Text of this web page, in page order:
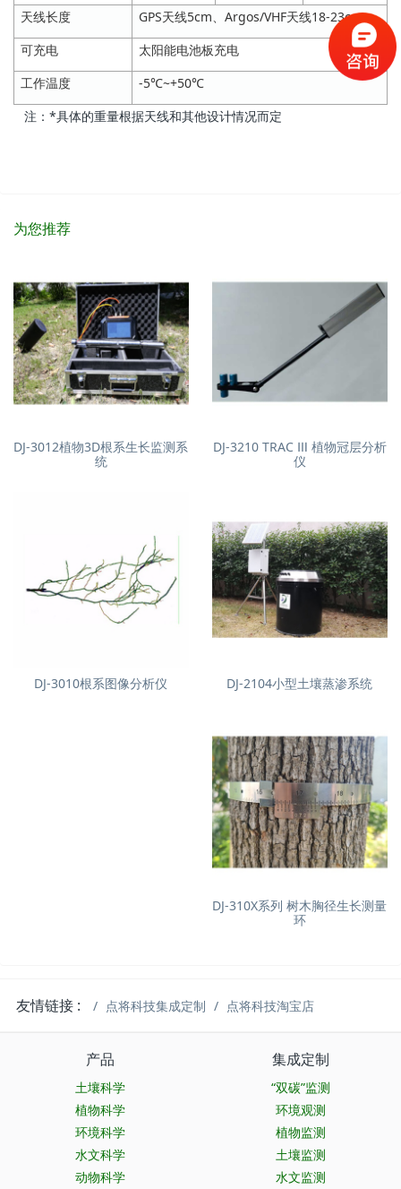
天线长度
GPS天线5cm、Argos/VHF天线18-23cm
可充电
太阳能电池板充电
工作温度
-5℃~+50℃
注：*具体的重量根据天线和其他设计情况而定
为您推荐
DJ-3012植物3D根系生长监测系
统
DJ-3210 TRAC Ⅲ 植物冠层分析
仪
DJ-2104小型土壤蒸渗系统
DJ-3010根系图像分析仪
DJ-310X系列 树木胸径生长测量
环
友情链接 : 点将科技集成定制 点将科技淘宝店
产品
土壤科学
植物科学
环境科学
水文科学
动物科学
集成定制
“双碳”监测
环境观测
植物监测
土壤监测
水文监测